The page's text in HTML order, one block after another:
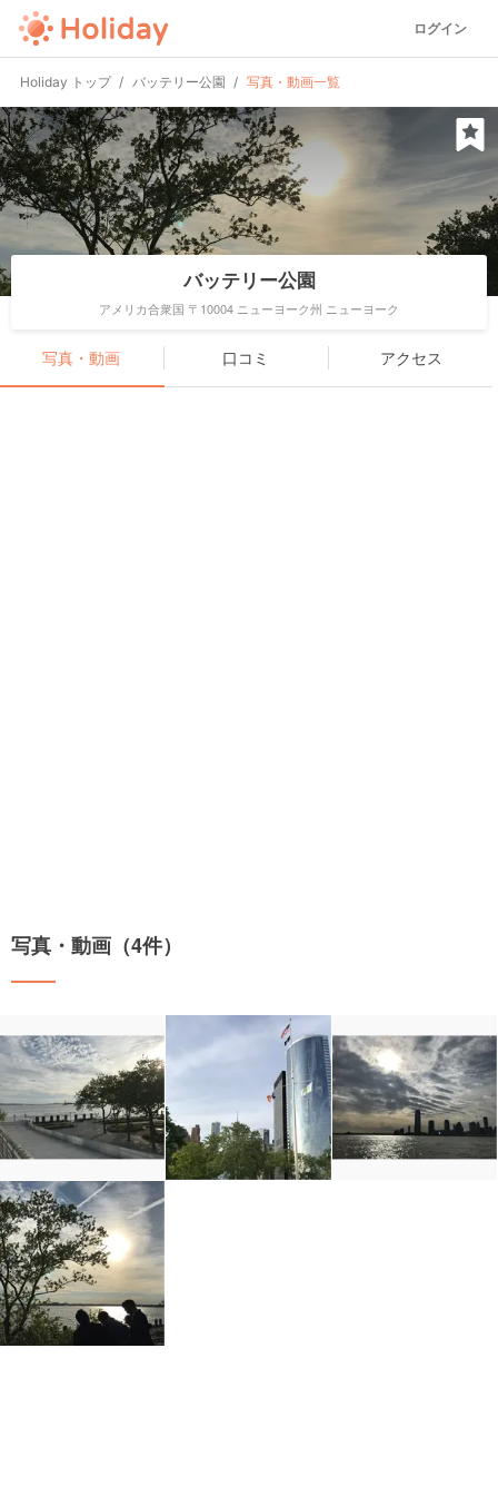
ログイン
Holiday トップ バッテリー公園 写真・動画一覧
バッテリー公園
アメリカ合衆国 〒10004 ニューヨーク州 ニューヨーク
写真・動画 口コミ アクセス
写真・動画（4件）